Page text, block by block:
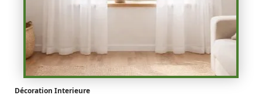
Décoration Interieure